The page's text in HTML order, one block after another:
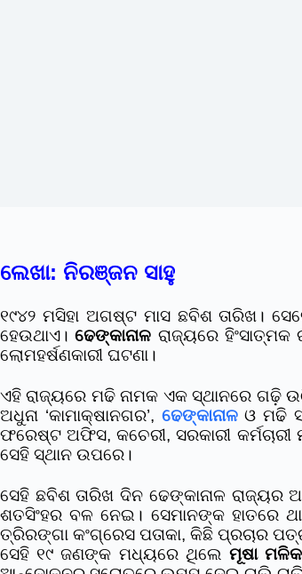
ଲେଖା: ନିରଞ୍ଜନ ସାହୁ
୧୯୪୨ ମସିହା ଅଗଷ୍ଟ ମାସ ଛବିଶ ତାରିଖ।
ହେଉଥାଏ।ଢେଙ୍କାନାଳ ରାଜ୍ୟରେ
ଲୋମହର୍ଷଣକାରୀ ଘଟଣା।
ଏହି ରାଜ୍ୟରେ ମଢି ନାମକ ଏକ ସ୍ଥାନରେ ଗଢ଼ି
ଅଧୁନା ‘କାମାକ୍ଷାନଗର’, ଢେଙ୍କାନାଳଓ ମଢି
ଫରେଷ୍ଟ ଅଫିସ, କଚେରୀ, ସରକାରୀ
ସେହି ସ୍ଥାନ ଉପରେ।
ସେହି ଛବିଶ ତାରିଖ ଦିନ ଢେଙ୍କାନାଳ ରାଜ୍ୟର
ଶତସିଂହର ବଳ ନେଇ। ସେମାନଙ୍କ ହାତରେ
ତ୍ରିରଙ୍ଗା କଂଗ୍ରେସ ପତାକା, କିଛି ପ୍ରଚାର
ସେହି ୧୯ ଜଣଙ୍କ ମଧ୍ୟରେ ଥିଲେ ମୂଷା